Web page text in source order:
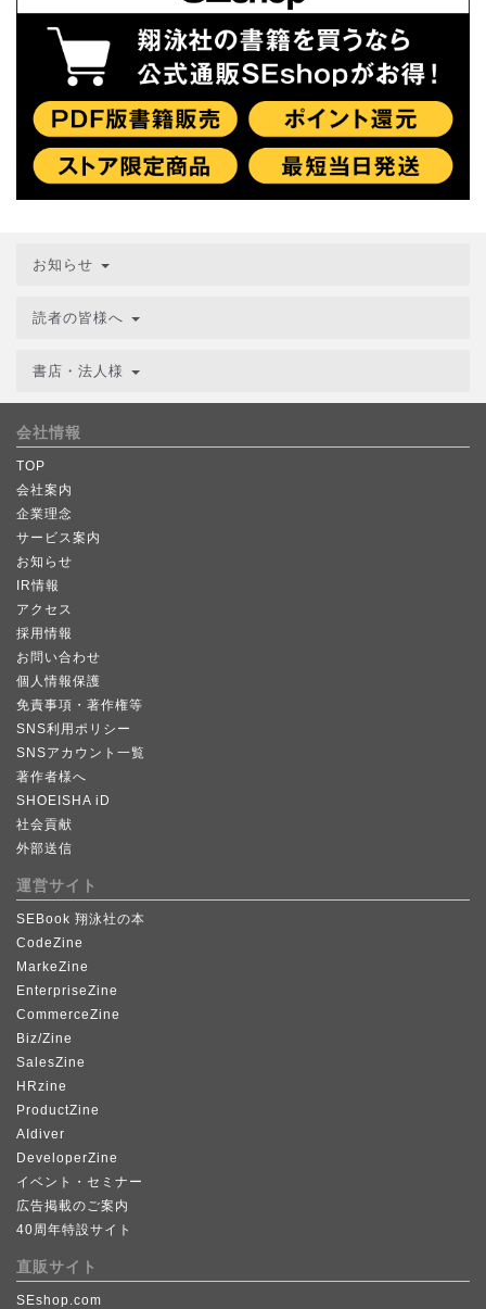
お知らせ
読者の皆様へ
書店・法人様
会社情報
TOP
会社案内
企業理念
サービス案内
お知らせ
IR情報
アクセス
採用情報
お問い合わせ
個人情報保護
免責事項・著作権等
SNS利用ポリシー
SNSアカウント一覧
著作者様へ
SHOEISHA iD
社会貢献
外部送信
運営サイト
SEBook 翔泳社の本
CodeZine
MarkeZine
EnterpriseZine
CommerceZine
Biz/Zine
SalesZine
HRzine
ProductZine
AIdiver
DeveloperZine
イベント・セミナー
広告掲載のご案内
40周年特設サイト
直販サイト
SEshop.com